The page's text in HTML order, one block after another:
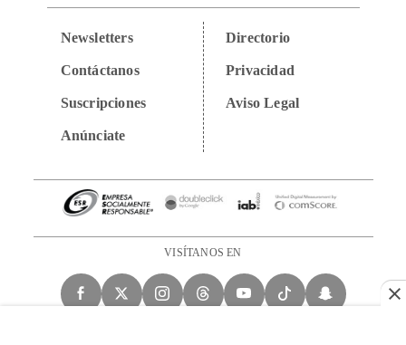
Newsletters
Contáctanos
Suscripciones
Anúnciate
Directorio
Privacidad
Aviso Legal
VISÍTANOS EN